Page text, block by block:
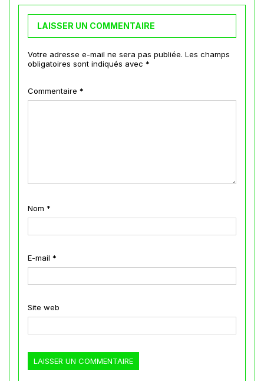
LAISSER UN COMMENTAIRE
Votre adresse e-mail ne sera pas publiée. Les champs
obligatoires sont indiqués avec *
Commentaire *
Nom *
E-mail *
Site web